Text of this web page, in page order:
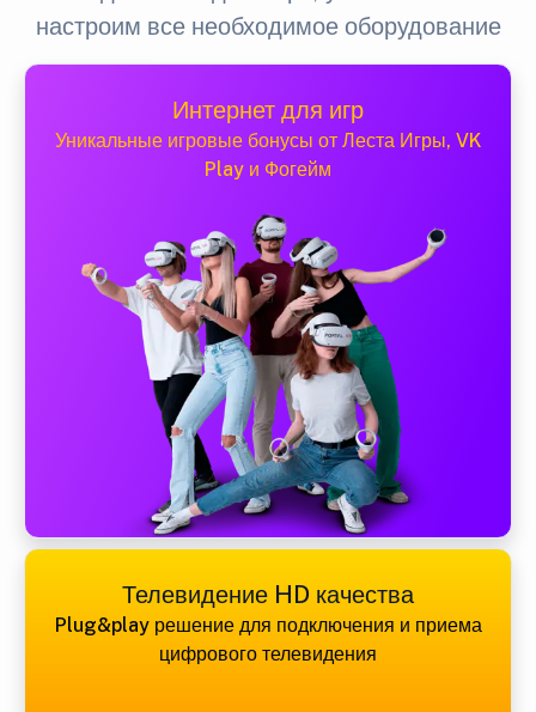
настроим все необходимое оборудование
Интернет для игр
Уникальные игровые бонусы от Леста Игры, VK
Play и Фогейм
Телевидение HD качества
Plug&play решение для подключения и приема
цифрового телевидения